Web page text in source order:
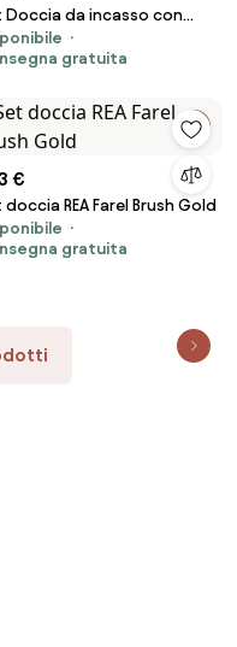
Doccia da incasso con
Lungo Diamond
gratuita
€
doccia REA Farel Brush Gold
gratuita